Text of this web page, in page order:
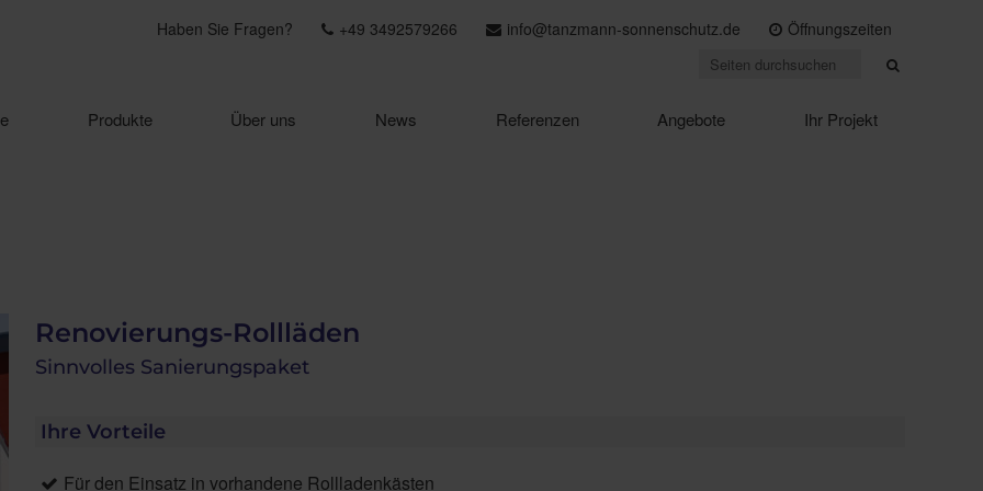
Haben Sie Fragen? +49 3492579266 info@tanzmann-sonnenschutz.de Öffnungszeiten
Produkte Über uns News Referenzen Angebote Ihr Projekt
Renovierungs-Rollläden
Sinnvolles Sanierungspaket
Ihre Vorteile
Für den Einsatz in vorhandene Rollladenkästen